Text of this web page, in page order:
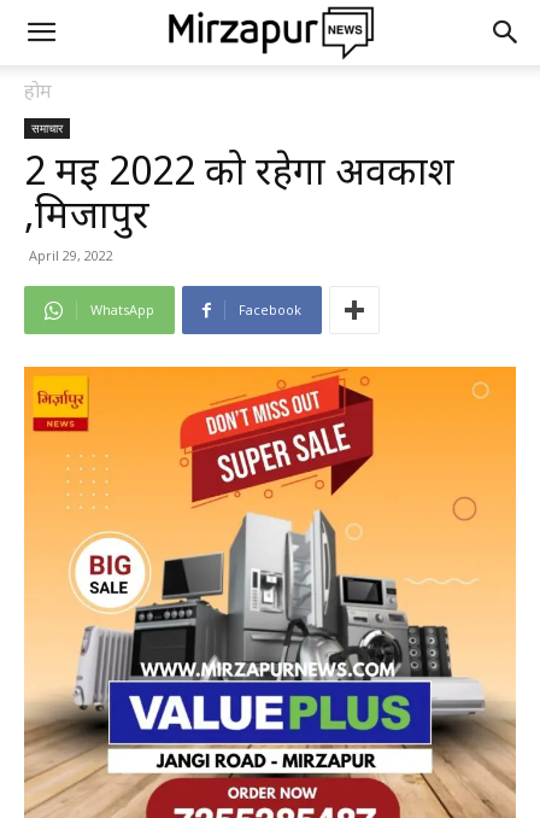
होम
समाचार
2 मई 2022 को रहेगा अवकाश
,मिर्जापुर
April 29, 2022
WhatsApp Facebook